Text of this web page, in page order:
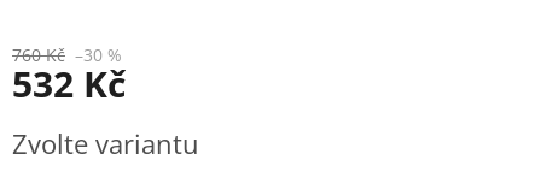
760 Kč –30 %
532 Kč
cena:
Zvolte variantu